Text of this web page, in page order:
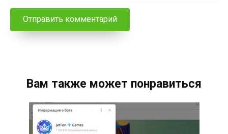
Вам также может понравиться